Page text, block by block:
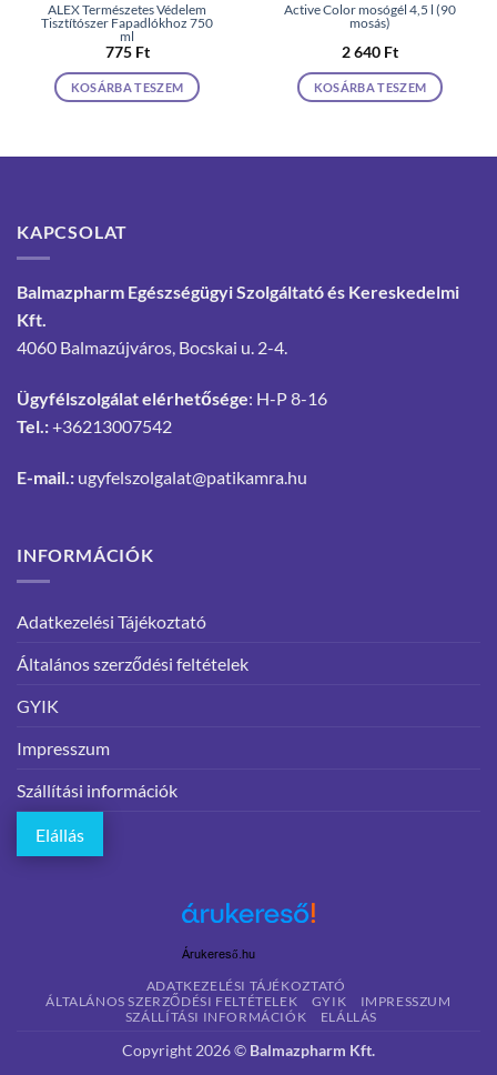
ALEX Természetes Védelem
Tisztítószer Fapadlókhoz 750
ml
775 Ft
KOSÁRBA TESZEM
Active Color mosógél 4,5 l (90
mosás)
2 640 Ft
KOSÁRBA TESZEM
KAPCSOLAT
Balmazpharm Egészségügyi Szolgáltató és Kereskedelmi
Kft.
4060 Balmazújváros, Bocskai u. 2-4.
Ügyfélszolgálat elérhetősége: H-P 8-16
Tel.:+36213007542
E-mail.: ugyfelszolgalat@patikamra.hu
INFORMÁCIÓK
Adatkezelési Tájékoztató
Általános szerződési feltételek
GYIK
Impresszum
Szállítási információk
Elállás
Árukereső.hu
ADATKEZELÉSI TÁJÉKOZTATÓ
ÁLTALÁNOS SZERZŐDÉSI FELTÉTELEK
GYIK
IMPRESSZUM
SZÁLLÍTÁSI INFORMÁCIÓK
ELÁLLÁS
Copyright 2026 © Balmazpharm Kft.